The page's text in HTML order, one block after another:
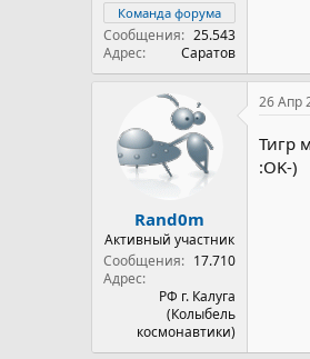
Команда форума
Сообщения
25.543
Адрес
Саратов
Rand0m
Активный участник
Сообщения
17.710
Адрес
РФ г. Калуга
(Колыбель
космонавтики)
26 Апр
Тигр
:OK-)